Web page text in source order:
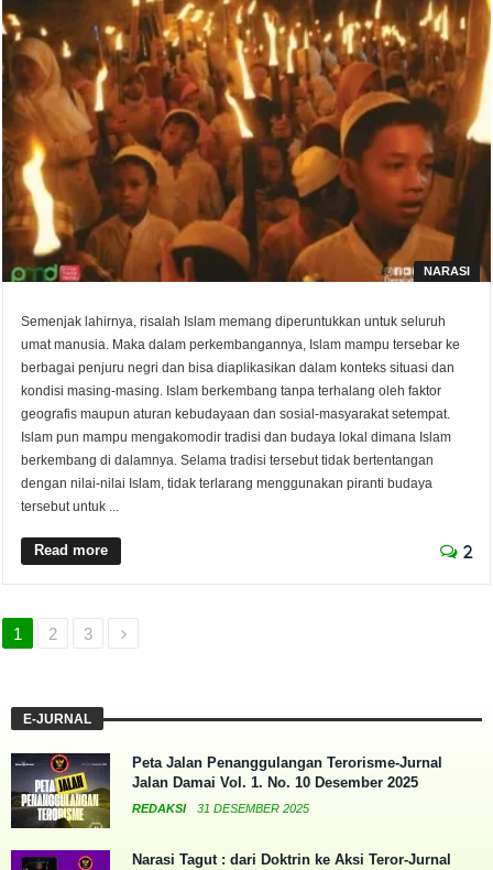
NARASI
Semenjak lahirnya, risalah Islam memang diperuntukkan untuk seluruh
umat manusia. Maka dalam perkembangannya, Islam mampu tersebar ke
berbagai penjuru negri dan bisa diaplikasikan dalam konteks situasi dan
kondisi masing-masing. Islam berkembang tanpa terhalang oleh faktor
geografis maupun aturan kebudayaan dan sosial-masyarakat setempat.
Islam pun mampu mengakomodir tradisi dan budaya lokal dimana Islam
berkembang di dalamnya. Selama tradisi tersebut tidak bertentangan
dengan nilai-nilai Islam, tidak terlarang menggunakan piranti budaya
tersebut untuk ...
Read more 2
1 2 3
E-JURNAL
Peta Jalan Penanggulangan Terorisme-Jurnal
Jalan Damai Vol. 1. No. 10 Desember 2025
REDAKSI 31 DESEMBER 2025
Narasi Tagut : dari Doktrin ke Aksi Teror-Jurnal